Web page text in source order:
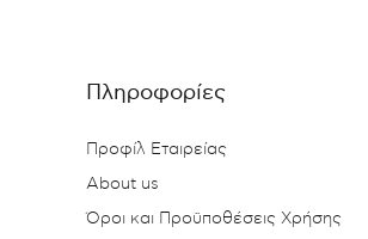
Πληροφορίες
Προφίλ Εταιρείας
About us
Όροι και Προϋποθέσεις Χρήσης